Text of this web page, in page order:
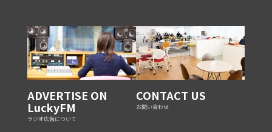
ADVERTISE ON
LuckyFM
ラジオ広告について
CONTACT US
お問い合わせ